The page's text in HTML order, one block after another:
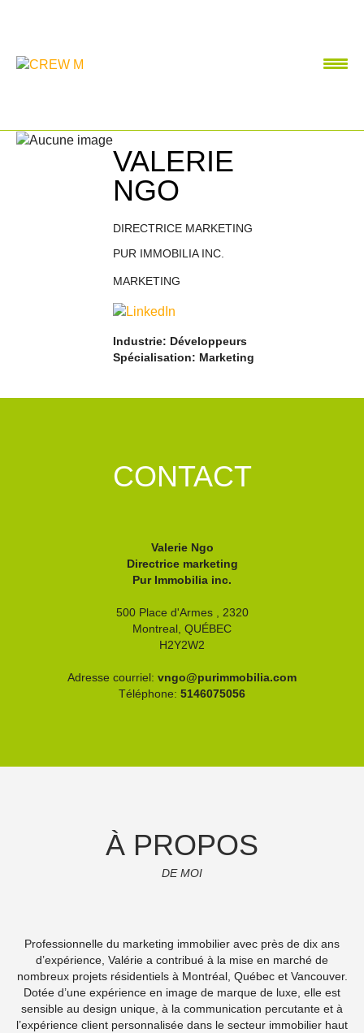
VALERIE
NGO
DIRECTRICE MARKETING
PUR IMMOBILIA INC.
MARKETING
Industrie: Développeurs
Spécialisation: Marketing
CONTACT
Valerie Ngo
Directrice marketing
Pur Immobilia inc.
500 Place d'Armes , 2320
Montreal, QUÉBEC
H2Y2W2
Adresse courriel: vngo@purimmobilia.com
Téléphone: 5146075056
À PROPOS
DE MOI
Professionnelle du marketing immobilier avec près de dix ans
d’expérience, Valérie a contribué à la mise en marché de
nombreux projets résidentiels à Montréal, Québec et Vancouver.
Dotée d’une expérience en image de marque de luxe, elle est
sensible au design unique, à la communication percutante et à
l’expérience client personnalisée dans le secteur immobilier haut